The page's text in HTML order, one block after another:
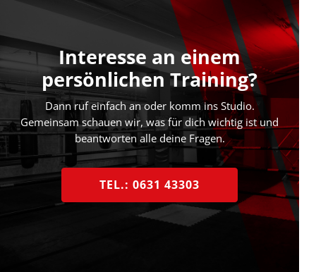
Interesse an einem
persönlichen Training?
Dann ruf einfach an oder komm ins Studio.
Gemeinsam schauen wir, was für dich wichtig ist und
beantworten alle deine Fragen.
TEL.: 0631 43303